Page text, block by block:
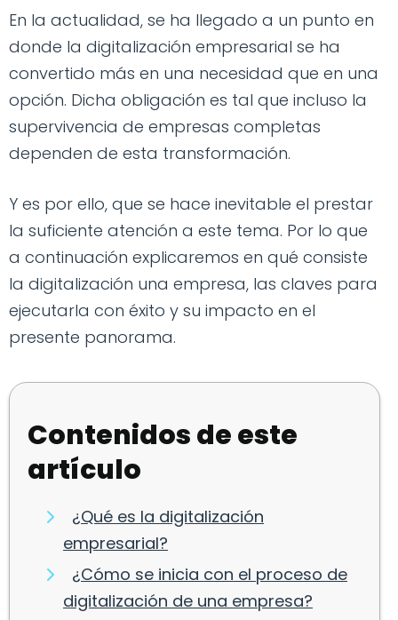
En la actualidad, se ha llegado a un punto en
donde la digitalización empresarial se ha
convertido más en una necesidad que en una
opción. Dicha obligación es tal que incluso la
supervivencia de empresas completas
dependen de esta transformación.
Y es por ello, que se hace inevitable el prestar
la suficiente atención a este tema. Por lo que
a continuación explicaremos en qué consiste
la digitalización una empresa, las claves para
ejecutarla con éxito y su impacto en el
presente panorama.
Contenidos de este
artículo
¿Qué es la digitalización
empresarial?
¿Cómo se inicia con el proceso de
digitalización de una empresa?